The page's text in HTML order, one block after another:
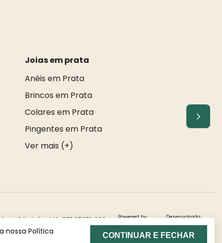
Joias em prata
Anéis em Prata
Brincos em Prata
Colares em Prata
Pingentes em Prata
Ver mais (+)
São Luís - MA, CEP 65071-380. Powered by Desenvolvido
nossa Política CONTINUAR E FECHAR